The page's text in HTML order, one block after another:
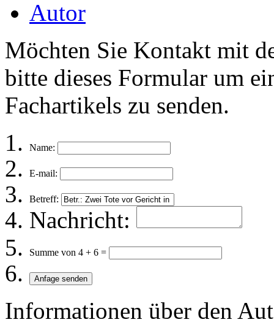
Autor
Möchten Sie Kontakt mit
bitte dieses Formular um
Fachartikels zu senden.
Name:
E-mail:
Betreff:
Nachricht:
Summe von 4 + 6 =
Informationen über den